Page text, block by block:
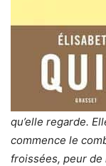
qu’elle regarde.
commence le
froissées, peur